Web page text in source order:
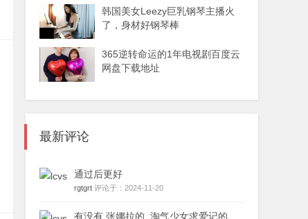
韩国美女Leezy巨乳钢琴主播火
了，身材好钢琴棒
365逆转命运的1年电视剧百度云
网盘下载地址
最新评论
通过后更好
rgtgrt 评论于：2024-11-20